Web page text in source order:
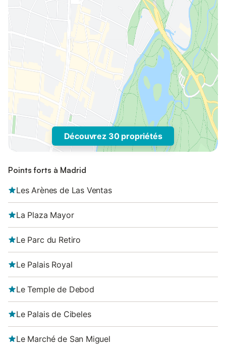
Découvrez 30 propriétés
Points forts à Madrid
Les Arènes de Las Ventas
La Plaza Mayor
Le Parc du Retiro
Le Palais Royal
Le Temple de Debod
Le Palais de Cibeles
Le Marché de San Miguel